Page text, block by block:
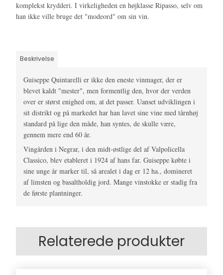
komplekst krydderi. I virkeligheden en højklasse Ripasso, selv om
han ikke ville bruge det "modeord" om sin vin.
Beskrivelse
Guiseppe Quintarelli er ikke den eneste vinmager, der er
blevet kaldt "mester", men formentlig den, hvor der verden
over er størst enighed om, at det passer. Uanset udviklingen i
sit distrikt og på markedet har han lavet sine vine med tårnhøj
standard på lige den måde, han syntes, de skulle være,
gennem mere end 60 år.
Vingården i Negrar, i den midt-østlige del af Valpolicella
Classico, blev etableret i 1924 af hans far. Guiseppe købte i
sine unge år marker til, så arealet i dag er 12 ha., domineret
af limsten og basaltholdig jord. Mange vinstokke er stadig fra
de første plantninger.
Relaterede produkter